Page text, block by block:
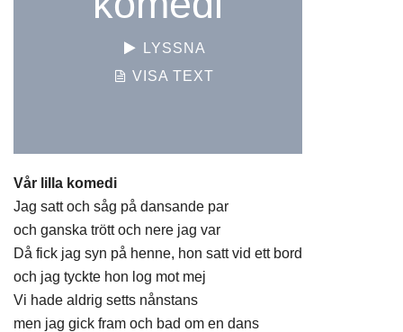
LYSSNA
VISA TEXT
Vår lilla komedi
Jag satt och såg på dansande par
och ganska trött och nere jag var
Då fick jag syn på henne, hon satt vid ett bord
och jag tyckte hon log mot mej
Vi hade aldrig setts nånstans
men jag gick fram och bad om en dans